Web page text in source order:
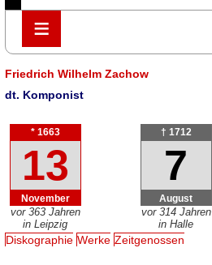
≡
≡
Friedrich Wilhelm Zachow
dt. Komponist
* 1663
13
November
vor 363 Jahren
in Leipzig
† 1712
7
August
vor 314 Jahren
in Halle
Diskographie Werke Zeitgenossen